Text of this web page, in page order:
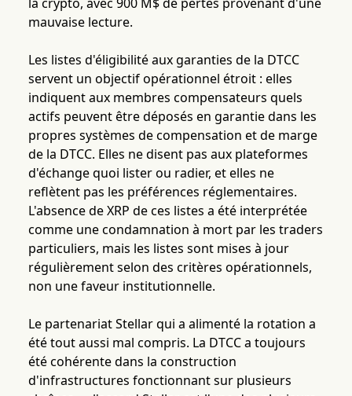
mauvaise lecture.
Les listes d'éligibilité aux garanties de la DTCC
servent un objectif opérationnel étroit : elles
indiquent aux membres compensateurs quels
actifs peuvent être déposés en garantie dans les
propres systèmes de compensation et de marge
de la DTCC. Elles ne disent pas aux plateformes
d'échange quoi lister ou radier, et elles ne
reflètent pas les préférences réglementaires.
L'absence de XRP de ces listes a été interprétée
comme une condamnation à mort par les traders
particuliers, mais les listes sont mises à jour
régulièrement selon des critères opérationnels,
non une faveur institutionnelle.
Le partenariat Stellar qui a alimenté la rotation a
été tout aussi mal compris. La DTCC a toujours
été cohérente dans la construction
d'infrastructures fonctionnant sur plusieurs